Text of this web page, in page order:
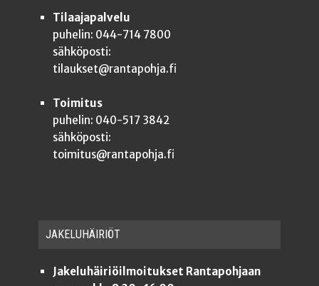
Tilaajapalvelu
puhelin: 044-714 7800
sähköposti:
tilaukset@rantapohja.fi
Toimitus
puhelin: 040-517 3842
sähköposti:
toimitus@rantapohja.fi
JAKE­LU­HÄI­RIÖT
Jakeluhäiriöilmoitukset Rantapohjaan